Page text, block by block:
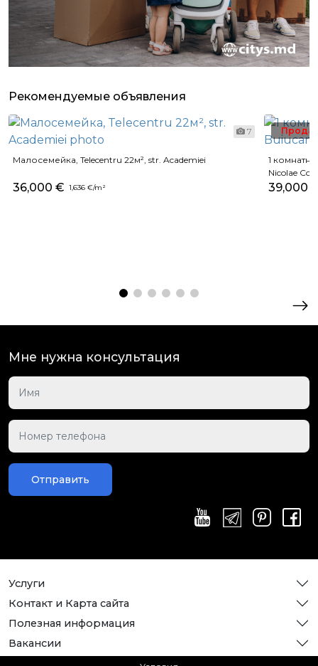
Рекомендуемые объявления
7
Малосемейка, Telecentru 22м², str. Academiei
36,000 € 1,636 €/m²
1
Nicolae
39,000
Мне нужна консультация
Отправить
Услуги
Контакт и Карта сайта
Полезная информация
Вакансии